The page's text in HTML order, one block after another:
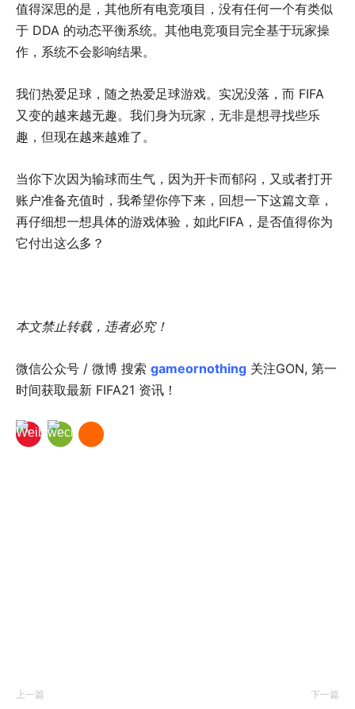
值得深思的是，其他所有电竞项目，没有任何一个有类似
于 DDA 的动态平衡系统。其他电竞项目完全基于玩家操
作，系统不会影响结果。
我们热爱足球，随之热爱足球游戏。实况没落，而 FIFA
又变的越来越无趣。我们身为玩家，无非是想寻找些乐
趣，但现在越来越难了。
当你下次因为输球而生气，因为开卡而郁闷，又或者打开
账户准备充值时，我希望你停下来，回想一下这篇文章，
再仔细想一想具体的游戏体验，如此FIFA，是否值得你为
它付出这么多？
本文禁止转载，违者必究！
微信公众号 / 微博 搜索 gameornothing 关注GON, 第一
时间获取最新 FIFA21 资讯！
上一篇 下一篇